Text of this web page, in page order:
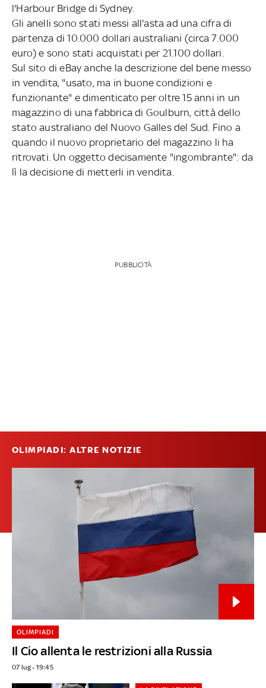
l'Harbour Bridge di Sydney.
Gli anelli sono stati messi all'asta ad una cifra di
partenza di 10.000 dollari australiani (circa 7.000
euro) e sono stati acquistati per 21.100 dollari.
Sul sito di eBay anche la descrizione del bene messo
in vendita, "usato, ma in buone condizioni e
funzionante" e dimenticato per oltre 15 anni in un
magazzino di una fabbrica di Goulburn, città dello
stato australiano del Nuovo Galles del Sud. Fino a
quando il nuovo proprietario del magazzino li ha
ritrovati. Un oggetto decisamente "ingombrante": da
lì la decisione di metterli in vendita.
PUBBLICITÀ
OLIMPIADI: ALTRE NOTIZIE
Il Cio allenta le restrizioni alla Russia
OLIMPIADI
07 lug - 19:45